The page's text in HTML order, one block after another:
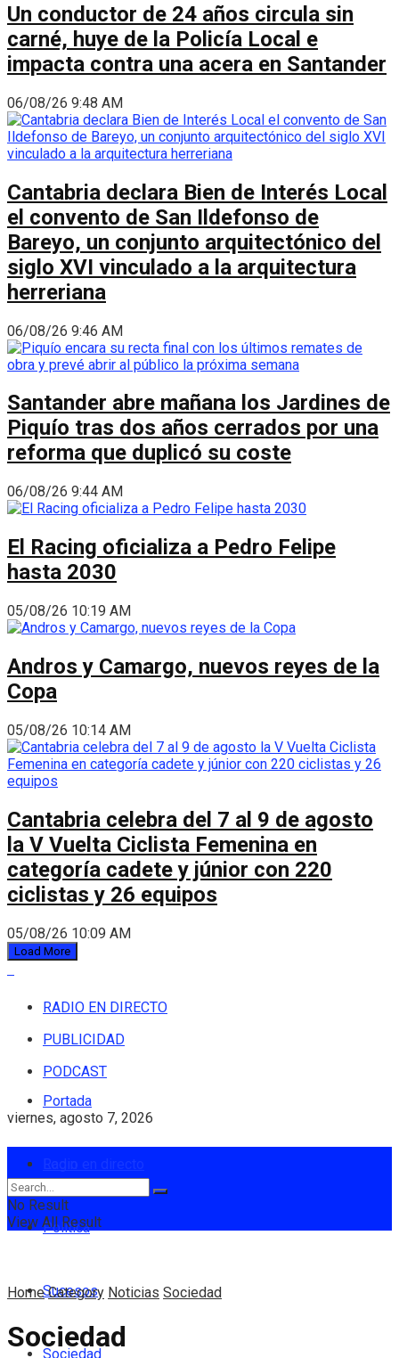
Un conductor de 24 años circula sin
carné, huye de la Policía Local e
impacta contra una acera en Santander
06/08/26 9:48 AM
Cantabria declara Bien de Interés Local
el convento de San Ildefonso de
Bareyo, un conjunto arquitectónico del
siglo XVI vinculado a la arquitectura
herreriana
06/08/26 9:46 AM
Santander abre mañana los Jardines de
Piquío tras dos años cerrados por una
reforma que duplicó su coste
06/08/26 9:44 AM
El Racing oficializa a Pedro Felipe
hasta 2030
05/08/26 10:19 AM
Andros y Camargo, nuevos reyes de la
Copa
05/08/26 10:14 AM
Cantabria celebra del 7 al 9 de agosto
la V Vuelta Ciclista Femenina en
categoría cadete y júnior con 220
ciclistas y 26 equipos
05/08/26 10:09 AM
Load More
RADIO EN DIRECTO
PUBLICIDAD
PODCAST
viernes, agosto 7, 2026
Portada
Política
Sucesos
Sociedad
No Result
View All Result
Home Category Noticias Sociedad
Sociedad